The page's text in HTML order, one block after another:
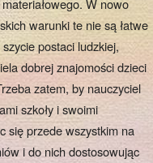
W nowo
warunki te nie są łatwe
postaci ludzkiej,
dobrej znajomości dzieci
zatem, by nauczyciel
szkoły i swoimi
się przede wszystkim na
i do nich dostosowując